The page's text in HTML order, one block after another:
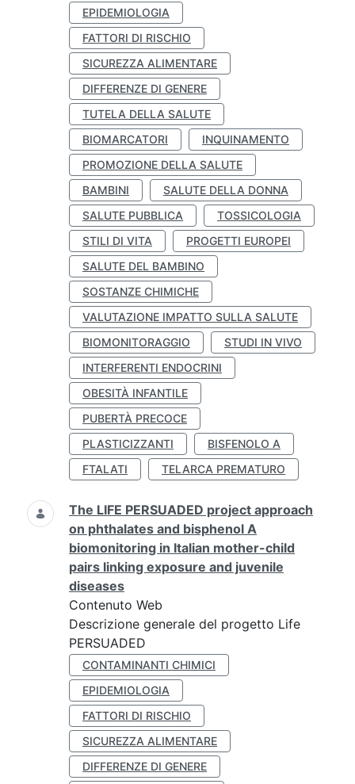
EPIDEMIOLOGIA
FATTORI DI RISCHIO
SICUREZZA ALIMENTARE
DIFFERENZE DI GENERE
TUTELA DELLA SALUTE
BIOMARCATORI
INQUINAMENTO
PROMOZIONE DELLA SALUTE
BAMBINI
SALUTE DELLA DONNA
SALUTE PUBBLICA
TOSSICOLOGIA
STILI DI VITA
PROGETTI EUROPEI
SALUTE DEL BAMBINO
SOSTANZE CHIMICHE
VALUTAZIONE IMPATTO SULLA SALUTE
BIOMONITORAGGIO
STUDI IN VIVO
INTERFERENTI ENDOCRINI
OBESITÀ INFANTILE
PUBERTÀ PRECOCE
PLASTICIZZANTI
BISFENOLO A
FTALATI
TELARCA PREMATURO
The LIFE PERSUADED project approach
on phthalates and bisphenol A
biomonitoring in Italian mother-child
pairs linking exposure and juvenile
diseases
Contenuto Web
Descrizione generale del progetto Life
PERSUADED
CONTAMINANTI CHIMICI
EPIDEMIOLOGIA
FATTORI DI RISCHIO
SICUREZZA ALIMENTARE
DIFFERENZE DI GENERE